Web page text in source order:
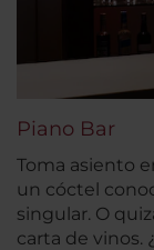
Piano Bar
Toma asiento
un cóctel
singular. O
carta de vinos.